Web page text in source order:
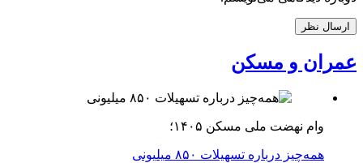
عمران و مسکن
وام نهضت ملی مسکن ۱۴۰۵؛
همه‌چیز درباره تسهیلات ۸۵۰ میلیونی